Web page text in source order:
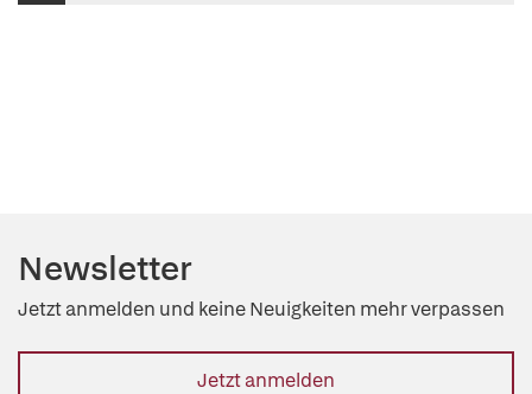
Newsletter
Jetzt anmelden und keine Neuigkeiten mehr verpassen
Jetzt anmelden